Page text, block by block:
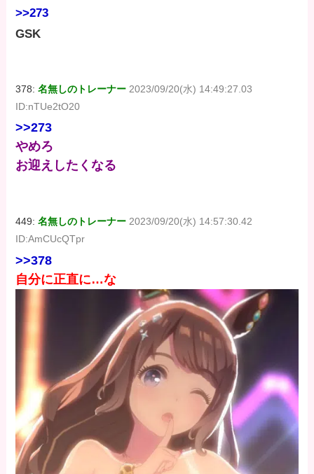
>>273
GSK
378:名無しのトレーナー 2023/09/20(水) 14:49:27.03
ID:nTUe2tO20
>>273
やめろ
お迎えしたくなる
449:名無しのトレーナー 2023/09/20(水) 14:57:30.42
ID:AmCUcQTpr
>>378
自分に正直に…な